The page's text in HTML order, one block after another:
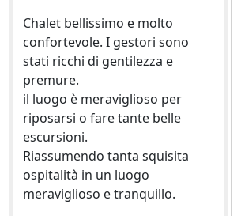
Chalet bellissimo e molto
confortevole. I gestori sono
stati ricchi di gentilezza e
premure.
il luogo è meraviglioso per
riposarsi o fare tante belle
escursioni.
Riassumendo tanta squisita
ospitalità in un luogo
meraviglioso e tranquillo.